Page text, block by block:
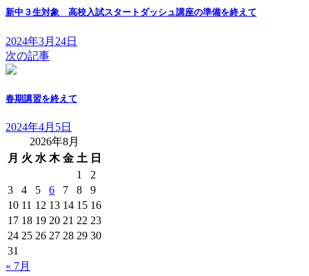
新中３生対象 高校入試スタートダッシュ講座の準備を終えて
2024年3月24日
次の記事
春期講習を終えて
2024年4月5日
2026年8月
月 火 水 木 金 土 日
1
2
3
4 5 6 7 8
9
10 11 12 13 14 15 16
17 18 19 20 21 22 23
24 25 26 27 28 29 30
31
« 7月